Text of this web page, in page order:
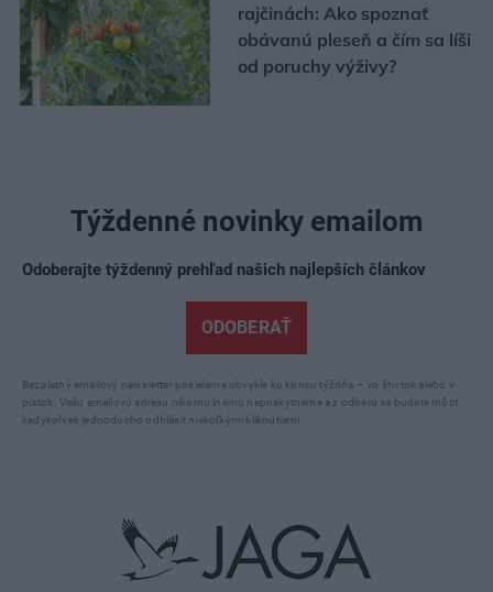
rajčinách: Ako spoznať
obávanú pleseň a čím sa líši
od poruchy výživy?
Týždenné novinky emailom
Odoberajte týždenný prehľad našich najlepších článkov
ODOBERAŤ
Bezplatný emailový newsletter posielame obvykle ku koncu týždňa – vo štvrtok alebo v
piatok. Vašu emailovú adresu nikomu inému neposkytneme a z odberu sa budete môcť
kedykoľvek jednoducho odhlásiť niekoľkými kliknutiami.